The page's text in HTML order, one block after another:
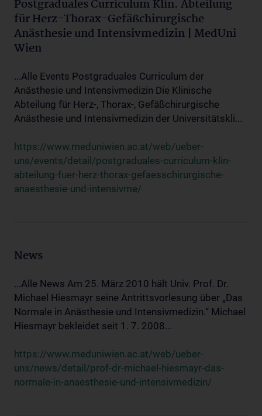
Postgraduales Curriculum Klin. Abteilung
für Herz-Thorax-Gefäßchirurgische
Anästhesie und Intensivmedizin | MedUni
Wien
...Alle Events Postgraduales Curriculum der
Anästhesie und Intensivmedizin Die Klinische
Abteilung für Herz-, Thorax-, Gefäßchirurgische
Anästhesie und Intensivmedizin der Universitätskli...
https://www.meduniwien.ac.at/web/ueber-
uns/events/detail/postgraduales-curriculum-klin-
abteilung-fuer-herz-thorax-gefaesschirurgische-
anaesthesie-und-intensivme/
News
...Alle News Am 25. März 2010 hält Univ. Prof. Dr.
Michael Hiesmayr seine Antrittsvorlesung über „Das
Normale in Anästhesie und Intensivmedizin.“ Michael
Hiesmayr bekleidet seit 1. 7. 2008...
https://www.meduniwien.ac.at/web/ueber-
uns/news/detail/prof-dr-michael-hiesmayr-das-
normale-in-anaesthesie-und-intensivmedizin/